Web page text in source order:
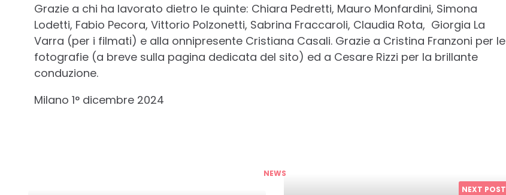
Grazie a chi ha lavorato dietro le quinte: Chiara Pedretti, Mauro Monfardini, Simona
Lodetti, Fabio Pecora, Vittorio Polzonetti, Sabrina Fraccaroli, Claudia Rota, Giorgia La
Varra (per i filmati) e alla onnipresente Cristiana Casali. Grazie a Cristina Franzoni per le
fotografie (a breve sulla pagina dedicata del sito) ed a Cesare Rizzi per la brillante
conduzione.
Milano 1° dicembre 2024
NEWS
NEXT POST